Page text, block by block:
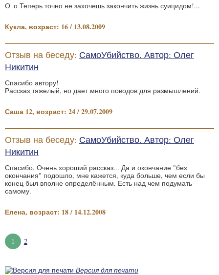
О_о Теперь точно не захочешь закончить жизнь суицидом!...
Кукла, возраст: 16 / 13.08.2009
Отзыв на беседу: СамоУбийство. Автор: Олег
Никитин
Спасибо автору!
Рассказ тяжелый, но дает много поводов для размышлений.
Саша 12, возраст: 24 / 29.07.2009
Отзыв на беседу: СамоУбийство. Автор: Олег
Никитин
Спасибо. Очень хороший рассказ... Да и окончание "без
окончания" подошло, мне кажется, куда больше, чем если бы
конец был вполне определённым. Есть над чем подумать
самому.
Елена, возраст: 18 / 14.12.2008
1 2
Версия для печати